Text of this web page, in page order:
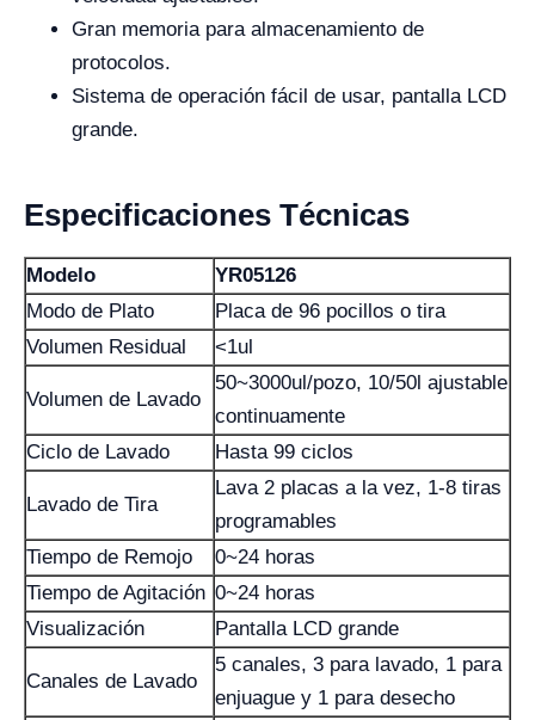
Gran memoria para almacenamiento de
protocolos.
Sistema de operación fácil de usar, pantalla LCD
grande.
Especificaciones Técnicas
Modelo
YR05126
Modo de Plato
Placa de 96 pocillos o tira
Volumen Residual
<1ul
Volumen de Lavado
50~3000ul/pozo, 10/50l ajustable
continuamente
Ciclo de Lavado
Hasta 99 ciclos
Lavado de Tira
Lava 2 placas a la vez, 1-8 tiras
programables
Tiempo de Remojo
0~24 horas
Tiempo de Agitación 0~24 horas
Visualización
Pantalla LCD grande
Canales de Lavado
5 canales, 3 para lavado, 1 para
enjuague y 1 para desecho